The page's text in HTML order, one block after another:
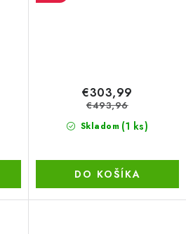
Skladom (1 ks)
€303,99
€493,96
DO KOŠÍKA